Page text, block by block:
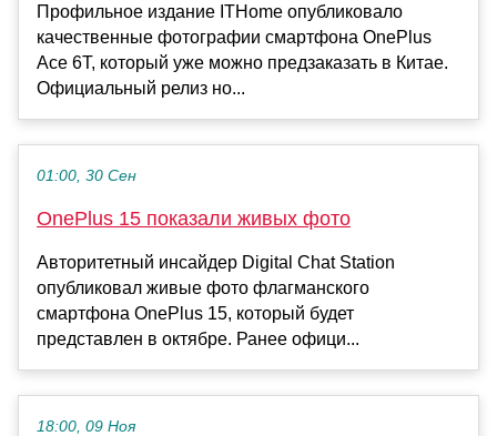
Профильное издание ITHome опубликовало
качественные фотографии смартфона OnePlus
Ace 6T, который уже можно предзаказать в Китае.
Официальный релиз но...
01:00, 30 Сен
OnePlus 15 показали живых фото
Авторитетный инсайдер Digital Chat Station
опубликовал живые фото флагманского
смартфона OnePlus 15, который будет
представлен в октябре. Ранее офици...
18:00, 09 Ноя